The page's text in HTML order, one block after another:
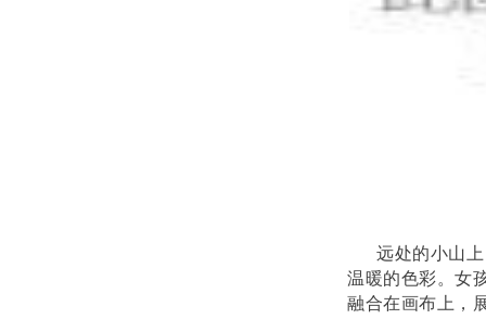
远处的小山上
温暖的色彩。女
融合在画布上，